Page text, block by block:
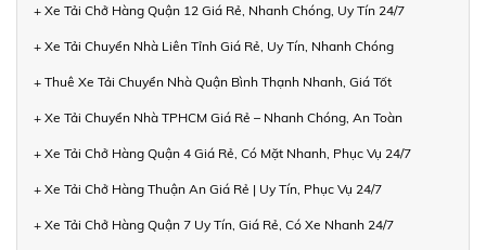
+ Xe Tải Chở Hàng Quận 12 Giá Rẻ, Nhanh Chóng, Uy Tín 24/7
+ Xe Tải Chuyển Nhà Liên Tỉnh Giá Rẻ, Uy Tín, Nhanh Chóng
+ Thuê Xe Tải Chuyển Nhà Quận Bình Thạnh Nhanh, Giá Tốt
+ Xe Tải Chuyển Nhà TPHCM Giá Rẻ – Nhanh Chóng, An Toàn
+ Xe Tải Chở Hàng Quận 4 Giá Rẻ, Có Mặt Nhanh, Phục Vụ 24/7
+ Xe Tải Chở Hàng Thuận An Giá Rẻ | Uy Tín, Phục Vụ 24/7
+ Xe Tải Chở Hàng Quận 7 Uy Tín, Giá Rẻ, Có Xe Nhanh 24/7